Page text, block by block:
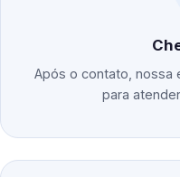
Após o contato, nossa
para